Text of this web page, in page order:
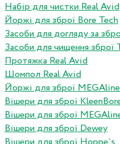
Набір для чистки Real Avid
Йоржі для зброї Bore Tech
Засоби для догляду за
Засоби для чищення зброї
Протяжка Real Avid
Шомпол Real Avid
Йоржі для зброї MEGAline
Вішери для зброї
Вішери для зброї
Вішери для зброї Dewey